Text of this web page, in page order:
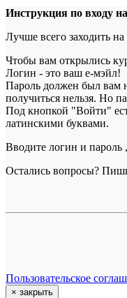
Инструкция по входу
Лучше всего заходить
Чтобы вам открылись
Логин - это ваш е-мэйл!
Пароль должен был вам
получиться нельзя. Но
Под кнопкой "Войти"
латинскими буквами.
Вводите логин и пароль
Остались вопросы?
Пользовательское
× закрыть